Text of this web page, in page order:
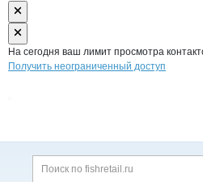
На сегодня ваш лимит просмотра
Получить неограниченный доступ
Дополнительная